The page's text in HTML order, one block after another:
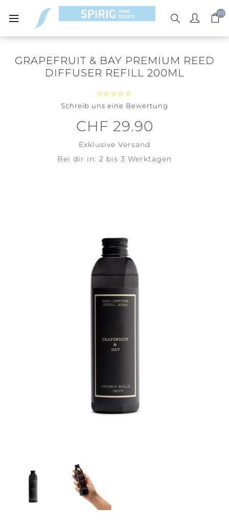
(0)
GRAPEFRUIT & BAY PREMIUM REED
DIFFUSER REFILL 200ML
Schreib uns eine Bewertung
CHF 29.90
Exklusive Versand
Bei dir in: 2 bis 3 Werktagen